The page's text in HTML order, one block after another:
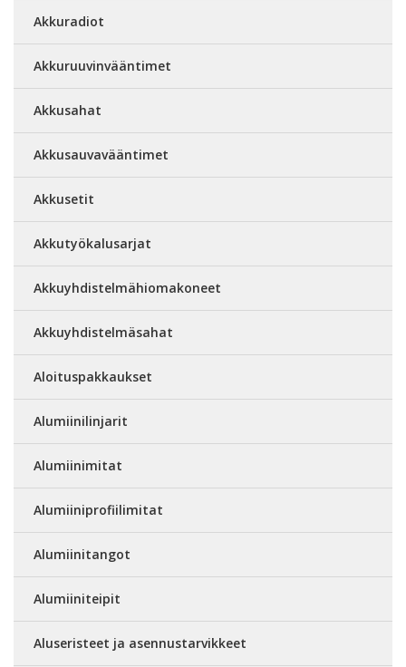
Akkuradiot
Akkuruuvinvääntimet
Akkusahat
Akkusauvavääntimet
Akkusetit
Akkutyökalusarjat
Akkuyhdistelmähiomakoneet
Akkuyhdistelmäsahat
Aloituspakkaukset
Alumiinilinjarit
Alumiinimitat
Alumiiniprofiilimitat
Alumiinitangot
Alumiiniteipit
Aluseristeet ja asennustarvikkeet